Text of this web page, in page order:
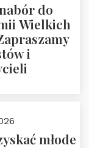
do
Wielkich
i
młode